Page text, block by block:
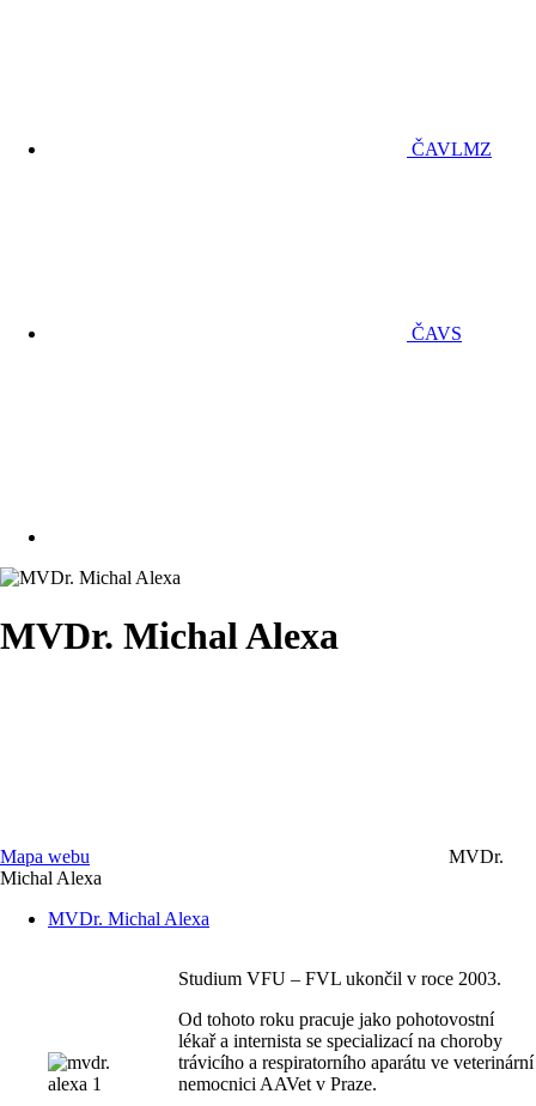
ČAVLMZ
ČAVS
MVDr. Michal Alexa
Mapa webu
MVDr.
Michal Alexa
MVDr. Michal Alexa
Studium VFU – FVL ukončil v roce 2003.
Od tohoto roku pracuje jako pohotovostní
lékař a internista se specializací na choroby
trávicího a respiratorního aparátu ve veterinární
nemocnici AAVet v Praze.